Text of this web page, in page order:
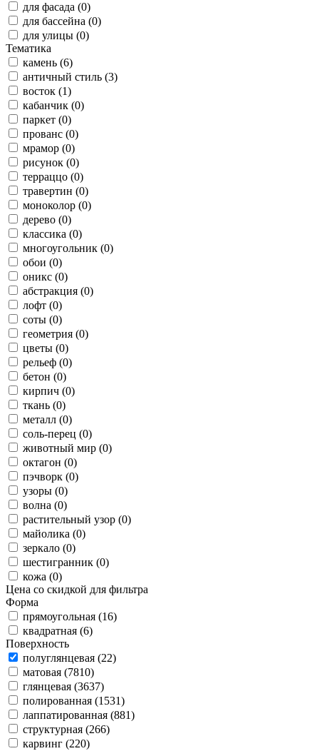
для фасада (0)
для бассейна (0)
для улицы (0)
Тематика
камень (6)
античный стиль (3)
восток (1)
кабанчик (0)
паркет (0)
прованс (0)
мрамор (0)
рисунок (0)
терраццо (0)
травертин (0)
моноколор (0)
дерево (0)
классика (0)
многоугольник (0)
обои (0)
оникс (0)
абстракция (0)
лофт (0)
соты (0)
геометрия (0)
цветы (0)
рельеф (0)
бетон (0)
кирпич (0)
ткань (0)
металл (0)
соль-перец (0)
животный мир (0)
октагон (0)
пэчворк (0)
узоры (0)
волна (0)
растительный узор (0)
майолика (0)
зеркало (0)
шестигранник (0)
кожа (0)
Цена со скидкой для фильтра
Форма
прямоугольная (16)
квадратная (6)
Поверхность
полуглянцевая (22)
матовая (7810)
глянцевая (3637)
полированная (1531)
лаппатированная (881)
структурная (266)
карвинг (220)